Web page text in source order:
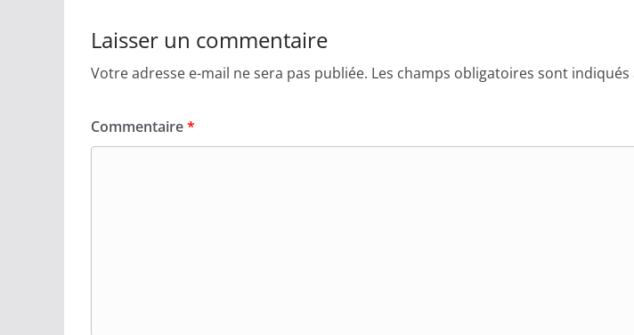
Laisser un commentaire
Votre adresse e-mail ne sera pas publiée. Les champs obligatoires sont indiqués
Commentaire*